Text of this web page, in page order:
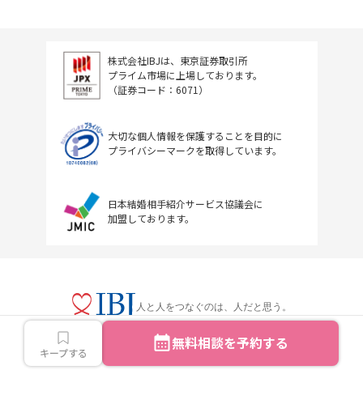
キープする 無料相談を予約する
株式会社IBJは、東京証券取引所
プライム市場に上場しております。
（証券コード：6071）
大切な個人情報を保護することを目的に
プライバシーマークを取得しています。
日本結婚相手紹介サービス協議会に
加盟しております。
人と人をつなぐのは、人だと思う。